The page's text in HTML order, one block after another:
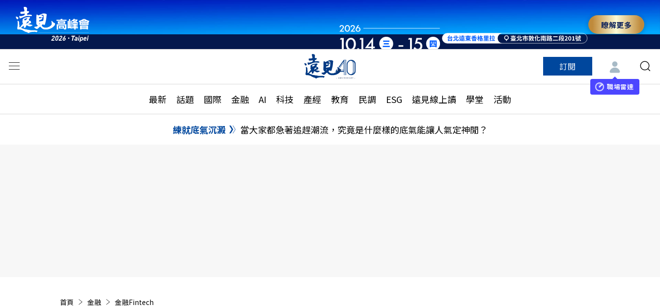
瞭解更多
訂閱
職場雷達
最新 話題 國際 金融 AI 科技 產經 教育 民調 ESG 遠見線上讀 學堂 活動
活動
話題
國際
特輯
大學升學、職涯攻略
縣市施政調查全解析
民調
更多訂閱方案
特色頻道
練就底氣沉澱 當大家都急著追趕潮流，究竟是什麼樣的底氣能讓人氣定神閒？
首頁 金融 金融Fintech